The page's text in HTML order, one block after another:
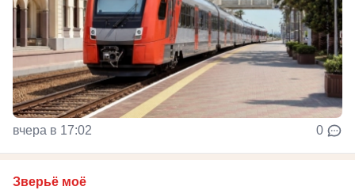
вчера в 17:02 0
Зверьё моё